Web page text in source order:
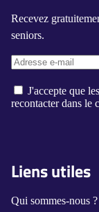
Recevez
seniors.
J'accepte que
recontacter dans le
Liens utiles
Qui sommes-nous ?